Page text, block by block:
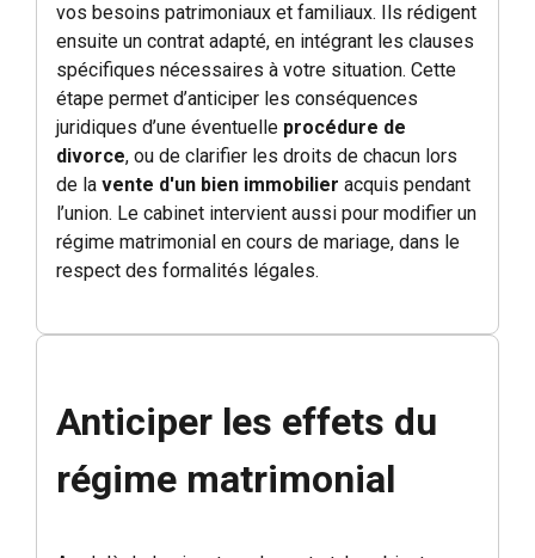
vos besoins patrimoniaux et familiaux. Ils rédigent
ensuite un contrat adapté, en intégrant les clauses
spécifiques nécessaires à votre situation. Cette
étape permet d’anticiper les conséquences
juridiques d’une éventuelle procédure de
divorce, ou de clarifier les droits de chacun lors
de la vente d'un bien immobilier acquis pendant
l’union. Le cabinet intervient aussi pour modifier un
régime matrimonial en cours de mariage, dans le
respect des formalités légales.
Anticiper les effets du
régime matrimonial